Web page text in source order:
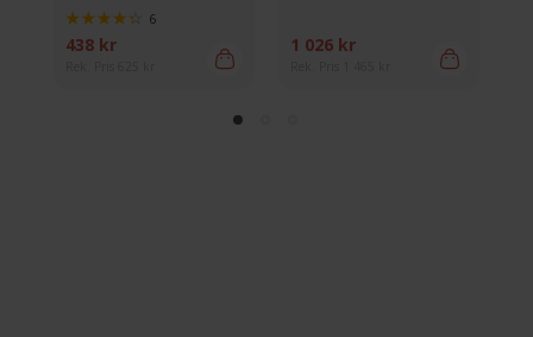
6
438 kr 1 026 kr